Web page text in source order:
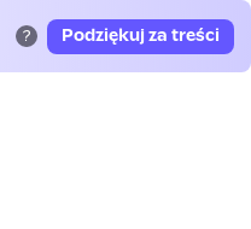
? Podziękuj za treści